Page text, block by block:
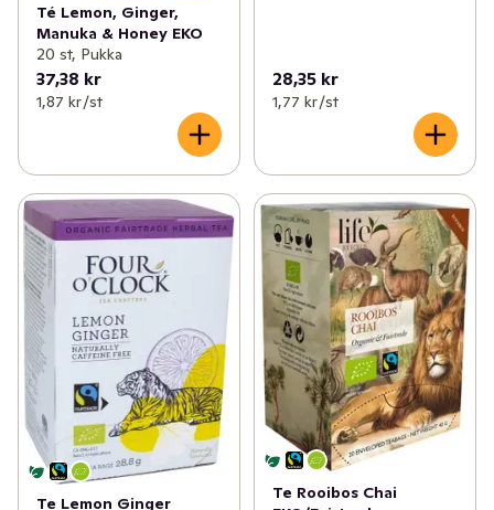
Té Lemon, Ginger,
Manuka & Honey EKO
20 st, Pukka
37,38 kr
1,87 kr /st
28,35 kr
1,77 kr /st
Te Lemon Ginger
Te Rooibos Chai